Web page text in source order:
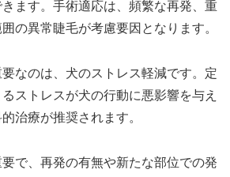
ます。手術適応は、頻繁な再発、重
の異常睫毛が考慮要因となります。
なのは、犬のストレス軽減です。定
ストレスが犬の行動に悪影響を与え
治療が推奨されます。
で、再発の有無や新たな部位での発